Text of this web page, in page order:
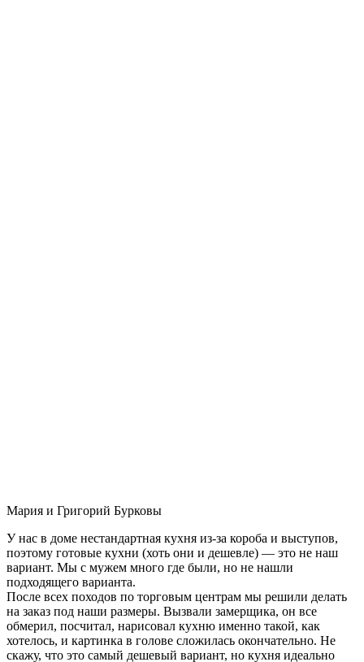
Мария и Григорий Бурковы
У нас в доме нестандартная кухня из-за короба и выступов,
поэтому готовые кухни (хоть они и дешевле) — это не наш
вариант. Мы с мужем много где были, но не нашли
подходящего варианта.
После всех походов по торговым центрам мы решили делать
на заказ под наши размеры. Вызвали замерщика, он все
обмерил, посчитал, нарисовал кухню именно такой, как
хотелось, и картинка в голове сложилась окончательно. Не
скажу, что это самый дешевый вариант, но кухня идеально